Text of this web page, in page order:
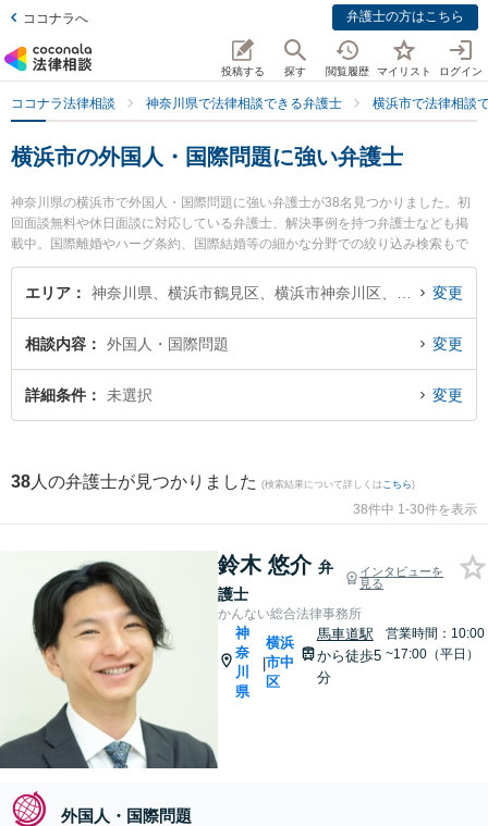
ココナラへ 弁護士の方はこちら
投稿する 探す 閲覧履歴 マイリスト ログイン
ココナラ法律相談 神奈川県で法律相談できる弁護士 横浜市で法律相談
横浜市の外国人・国際問題に強い弁護士
神奈川県の横浜市で外国人・国際問題に強い弁護士が38名見つかりました。初
回面談無料や休日面談に対応している弁護士、解決事例を持つ弁護士なども掲
載中。国際離婚やハーグ条約、国際結婚等の細かな分野での絞り込み検索もで
き便利です。特にかんない総合法律事務所の鈴木 悠介弁護士や横浜合同法律事
務所の後藤 愛弁護士、東京スタートアップ法律事務所 横浜支店の古俣 進也弁
談したい』『外国人・国際問題のトラブル解決の実績豊富な近くの弁護士を検
索したい』『初回相談無料で外国人・国際問題を法律相談できる横浜市内の弁
護士に相談予約したい』などでお困りの相談者さんにおすすめです。
エリア 変更
相談内容 外国人・国際問題 変更
詳細条件 未選択 変更
38 人の弁護士が見つかりました (検索結果について詳しくは こちら)
38件中 1-30件を表示
鈴木 悠介 弁
護士
インタビューを
見る
かんない総合法律事務所
神
奈
川
県
|
横浜
市中
区
馬車道駅
から徒歩5
分
営業時間：10:00
~17:00（平日）
外国人・国際問題